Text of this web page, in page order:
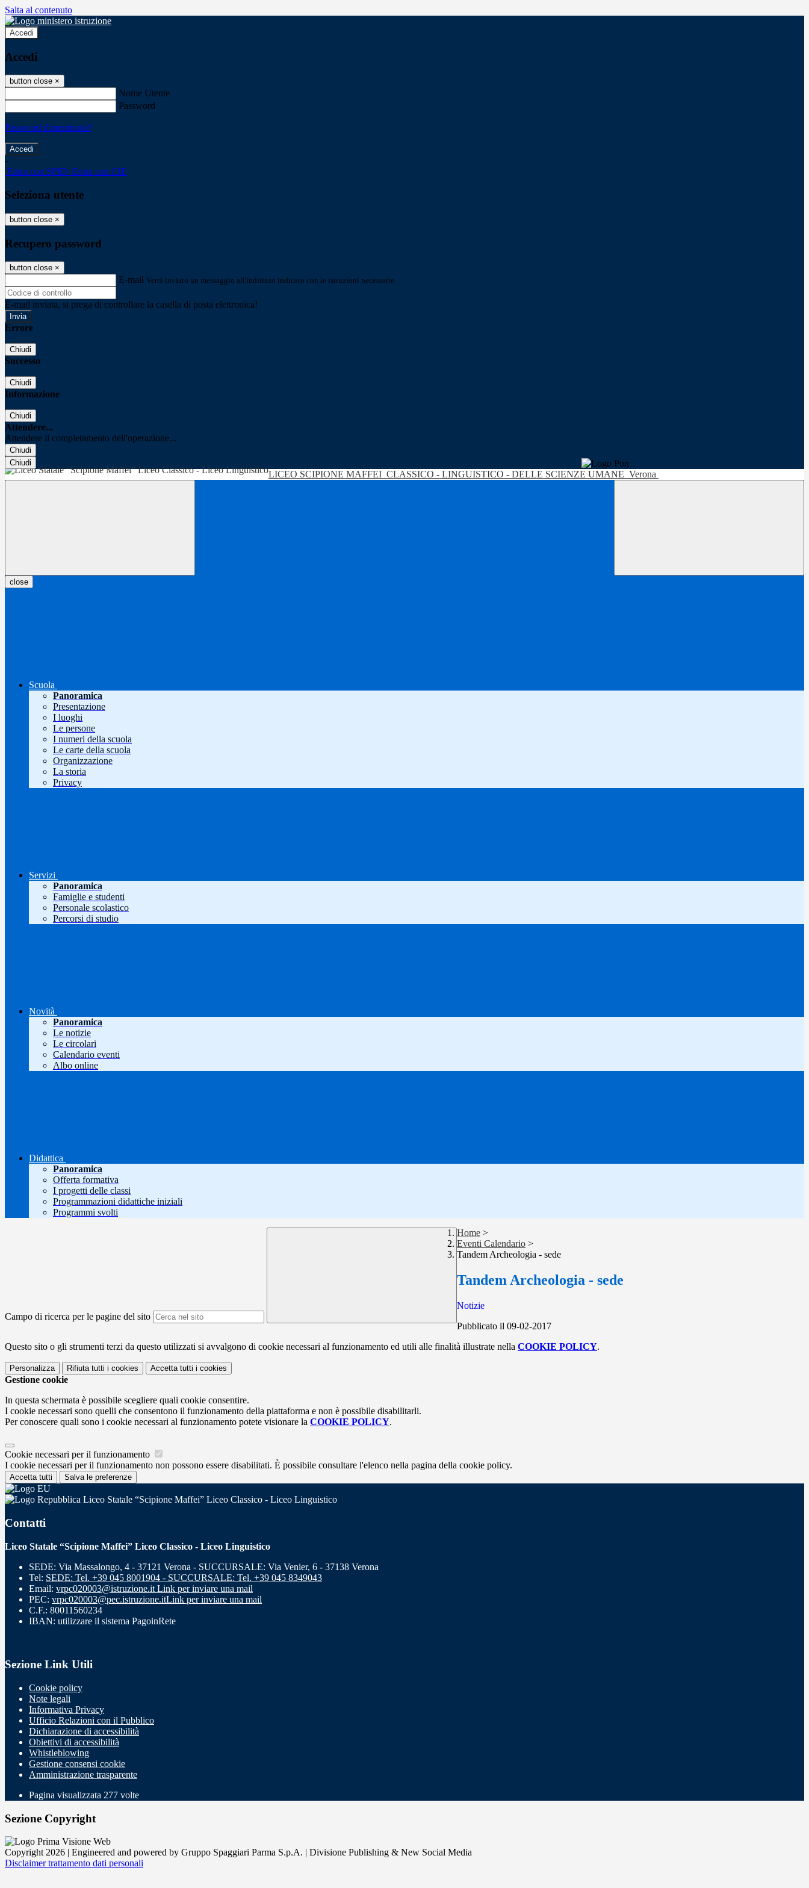
Salta al contenuto
Accedi
Accedi
button close ×
Nome Utente
Password
Password dimenticata?
-
Entra con SPID Entra con CIE
Seleziona utente
button close ×
Recupero password
button close ×
E-mail Verrà inviato un messaggio all'indirizzo indicato con le istruzioni necessarie.
E-mail inviata, si prega di controllare la casella di posta elettronica!
Errore
Chiudi
Successo
Chiudi
Informazione
Chiudi
Attendere...
Attendere il completamento dell'operazione...
Chiudi
Chiudi
LICEO SCIPIONE MAFFEI CLASSICO - LINGUISTICO - DELLE SCIENZE UMANE Verona
close
Scuola
Panoramica
Presentazione
I luoghi
Le persone
I numeri della scuola
Le carte della scuola
Organizzazione
La storia
Privacy
Servizi
Panoramica
Famiglie e studenti
Personale scolastico
Percorsi di studio
Novità
Panoramica
Le notizie
Le circolari
Calendario eventi
Albo online
Didattica
Panoramica
Offerta formativa
I progetti delle classi
Programmazioni didattiche iniziali
Programmi svolti
Campo di ricerca per le pagine del sito
Home >
Eventi Calendario >
Tandem Archeologia - sede
Tandem Archeologia - sede
Notizie
Pubblicato il 09-02-2017
Questo sito o gli strumenti terzi da questo utilizzati si avvalgono di cookie necessari al funzionamento ed utili alle finalità illustrate nella COOKIE POLICY.
Personalizza Rifiuta tutti i cookies Accetta tutti i cookies
Gestione cookie
In questa schermata è possibile scegliere quali cookie consentire.
I cookie necessari sono quelli che consentono il funzionamento della piattaforma e non è possibile disabilitarli.
Per conoscere quali sono i cookie necessari al funzionamento potete visionare la COOKIE POLICY.
Cookie necessari per il funzionamento
I cookie necessari per il funzionamento non possono essere disabilitati. È possibile consultare l'elenco nella pagina della cookie policy.
Accetta tutti Salva le preferenze
Liceo Statale “Scipione Maffei” Liceo Classico - Liceo Linguistico
Contatti
Liceo Statale “Scipione Maffei” Liceo Classico - Liceo Linguistico
SEDE: Via Massalongo, 4 - 37121 Verona - SUCCURSALE: Via Venier, 6 - 37138 Verona
Tel: SEDE: Tel. +39 045 8001904 - SUCCURSALE: Tel. +39 045 8349043
Email: vrpc020003@istruzione.it Link per inviare una mail
PEC: vrpc020003@pec.istruzione.itLink per inviare una mail
C.F.: 80011560234
IBAN: utilizzare il sistema PagoinRete
Sezione Link Utili
Cookie policy
Note legali
Informativa Privacy
Ufficio Relazioni con il Pubblico
Dichiarazione di accessibilità
Obiettivi di accessibilità
Whistleblowing
Gestione consensi cookie
Amministrazione trasparente
Pagina visualizzata 277 volte
Sezione Copyright
Copyright 2026 | Engineered and powered by Gruppo Spaggiari Parma S.p.A. | Divisione Publishing & New Social Media
Disclaimer trattamento dati personali